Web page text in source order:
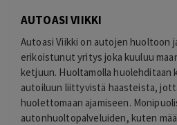
AUTOASI VIIKKI
Autoasi Viikki on autojen huoltoon
erikoistunut yritys joka kuuluu
ketjuun. Huoltamolla huolehditaan
autoiluun liittyvistä haasteista,
huolettomaan ajamiseen.
autonhuoltopalveluiden, kuten